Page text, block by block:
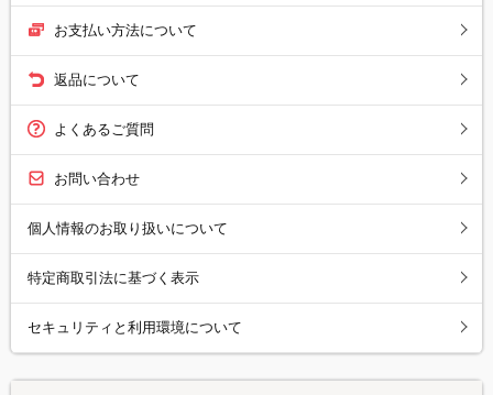
お支払い方法について
返品について
よくあるご質問
お問い合わせ
個人情報のお取り扱いについて
特定商取引法に基づく表示
セキュリティと利用環境について